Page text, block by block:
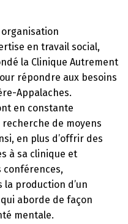
organisation
en travail social,
la Clinique Autrement
répondre aux besoins
Appalaches.
en constante
de moyens
en plus d’offrir des
à sa clinique et
conférences,
la production d’un
aborde de façon
mentale.